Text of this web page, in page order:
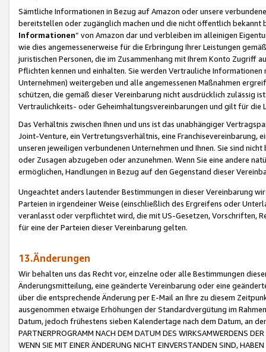
Sämtliche Informationen in Bezug auf Amazon oder unsere
bereitstellen oder zugänglich machen und die nicht öffentlich
Informationen“ von Amazon dar und verbleiben im alleinigen
wie dies angemessenerweise für die Erbringung Ihrer Leistungen
juristischen Personen, die im Zusammenhang mit Ihrem Konto
Pflichten kennen und einhalten. Sie werden Vertrauliche
Unternehmen) weitergeben und alle angemessenen Maßnahmen
schützen, die gemäß dieser Vereinbarung nicht ausdrücklich zulässig
Vertraulichkeits- oder Geheimhaltungsvereinbarungen und gilt für die
Das Verhältnis zwischen Ihnen und uns ist das unabhängiger
Joint-Venture, ein Vertretungsverhältnis, eine Franchisevereinbarung,
unseren jeweiligen verbundenen Unternehmen und Ihnen. Sie sind
oder Zusagen abzugeben oder anzunehmen. Wenn Sie eine andere
ermöglichen, Handlungen in Bezug auf den Gegenstand dieser
Ungeachtet anders lautender Bestimmungen in dieser Vereinbarung
Parteien in irgendeiner Weise (einschließlich des Ergreifens oder
veranlasst oder verpflichtet wird, die mit US-Gesetzen, Vorschriften,
für eine der Parteien dieser Vereinbarung gelten.
13.Änderungen
Wir behalten uns das Recht vor, einzelne oder alle Bestimmungen
Änderungsmitteilung, eine geänderte Vereinbarung oder eine
über die entsprechende Änderung per E-Mail an Ihre zu diesem
ausgenommen etwaige Erhöhungen der Standardvergütung im
Datum, jedoch frühestens sieben Kalendertage nach dem Datum, an
PARTNERPROGRAMM NACH DEM DATUM DES WIRKSAMWERDENS
WENN SIE MIT EINER ÄNDERUNG NICHT EINVERSTANDEN SIND,